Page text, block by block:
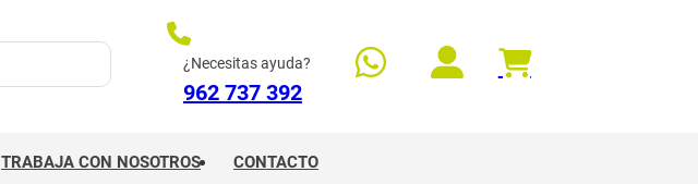
¿Necesitas ayuda?
962 737 392
TRABAJA CON NOSOTROS CONTACTO